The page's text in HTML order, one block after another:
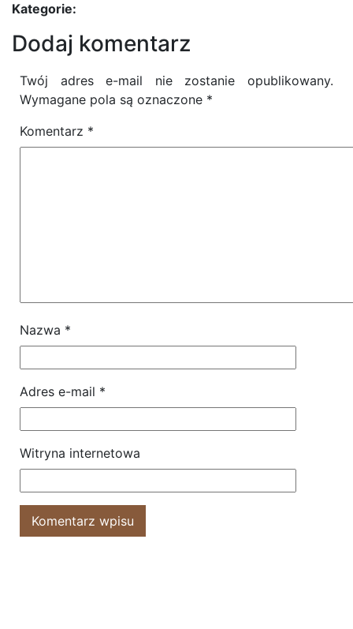
Kategorie:
Dodaj komentarz
Twój adres e-mail nie zostanie opublikowany.
Wymagane pola są oznaczone *
Komentarz *
Nazwa *
Adres e-mail *
Witryna internetowa